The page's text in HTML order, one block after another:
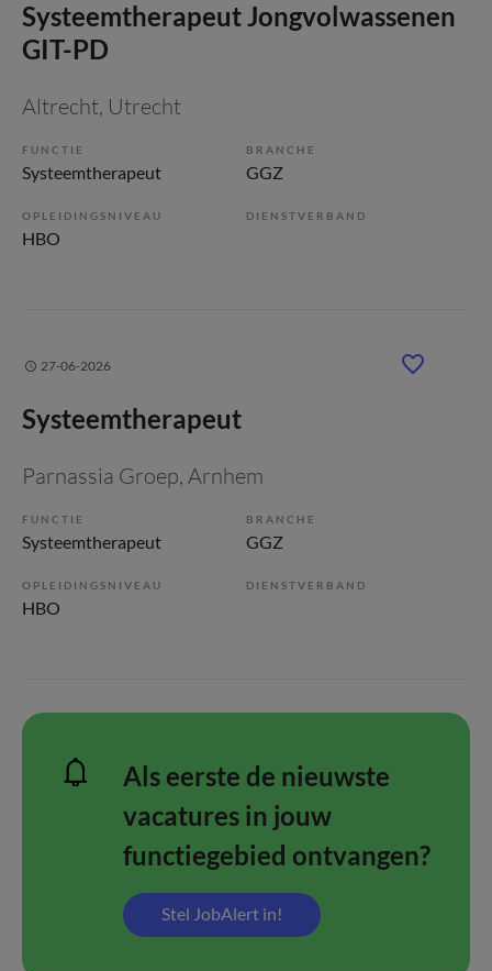
Systeemtherapeut Jongvolwassenen
GIT-PD
Altrecht, Utrecht
FUNCTIE
Systeemtherapeut
BRANCHE
GGZ
OPLEIDINGSNIVEAU
HBO
DIENSTVERBAND
27-06-2026
Systeemtherapeut
Parnassia Groep, Arnhem
FUNCTIE
Systeemtherapeut
BRANCHE
GGZ
OPLEIDINGSNIVEAU
HBO
DIENSTVERBAND
Als eerste de nieuwste
vacatures in jouw
functiegebied ontvangen?
Stel JobAlert in!